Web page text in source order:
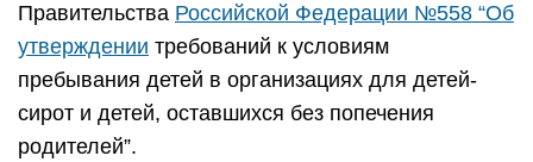
Правительства Российской Федерации №558 “Об
утверждении требований к условиям
пребывания детей в организациях для детей-
сирот и детей, оставшихся без попечения
родителей”.